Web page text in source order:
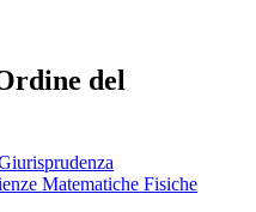
del
Matematiche Fisiche